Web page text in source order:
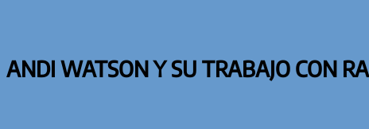
ANDI WATSON Y SU TRABAJO CON